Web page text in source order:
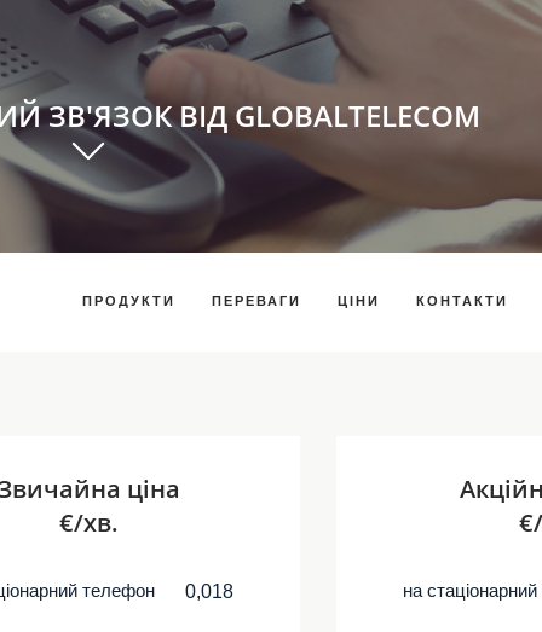
ЗВ'ЯЗОК ВІД GLOBALTELECOM
ПРОДУКТИ ПЕРЕВАГИ ЦІНИ КОНТАКТИ
ціна
€/хв.
телефон 0,018 на